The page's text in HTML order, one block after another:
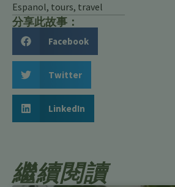
Espanol, tours, travel
分享此故事：
Facebook
Twitter
LinkedIn
繼續閱讀